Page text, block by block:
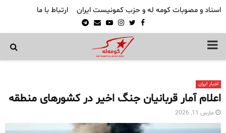
اسناد و مصوبات کومه له و حزب کمونیست ایران ارتباط با ما
Facebook
Twitter
Instagram
Youtube
Email
Telegram
PRIMARY
اخبار ایران
اعلام آمار قربانیان جنگ اخیر در کشورهای منطقه
مارس 11, 2026